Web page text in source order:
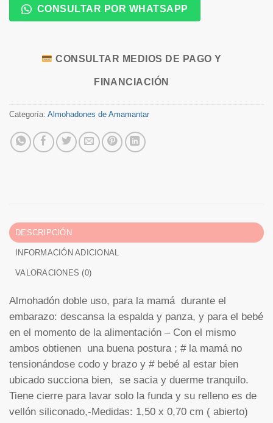
CONSULTAR POR WHATSAPP
CONSULTAR MEDIOS DE PAGO Y
FINANCIACIÓN
Categoría: Almohadones de Amamantar
DESCRIPCIÓN
INFORMACIÓN ADICIONAL
VALORACIONES (0)
Almohadón doble uso, para la mamá durante el
embarazo: descansa la espalda y panza, y para el bebé
en el momento de la alimentación – Con el mismo
ambos obtienen una buena postura ; # la mamá no
tensionándose codo y brazo y # bebé al estar bien
ubicado succiona bien, se sacia y duerme tranquilo.
Tiene cierre para lavar solo la funda y su relleno es de
vellón siliconado,-Medidas: 1,50 x 0,70 cm ( abierto)